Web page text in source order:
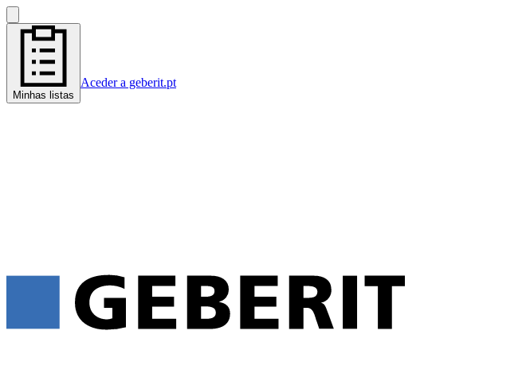
Minhas listas
Aceder a geberit.pt